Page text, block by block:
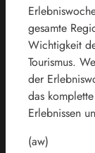
gesamte
Wichtigkeit
Tourismus.
der
das
Erlebnissen
(aw)